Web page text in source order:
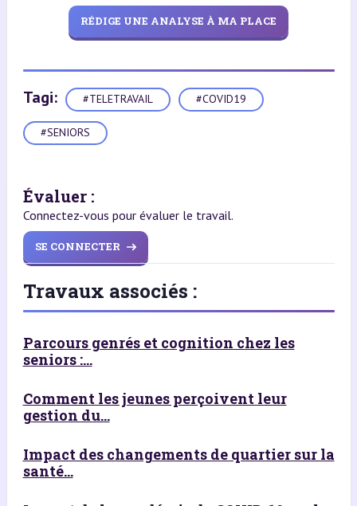
RÉDIGE UNE ANALYSE À MA PLACE
Tagi: #TELETRAVAIL #COVID19
#SENIORS
Évaluer :
Connectez-vous pour évaluer le travail.
SE CONNECTER
Travaux associés :
Parcours genrés et cognition chez les
seniors :...
Comment les jeunes perçoivent leur
gestion du...
Impact des changements de quartier sur la
santé...